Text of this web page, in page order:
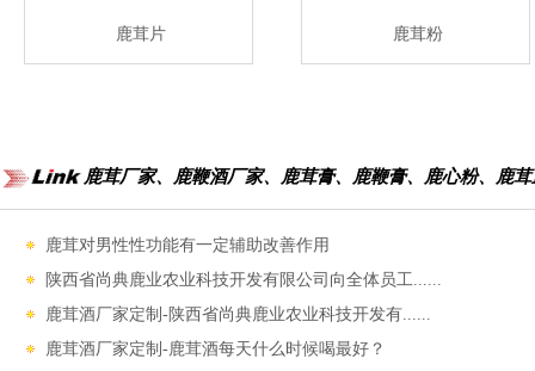
鹿茸片 鹿茸粉
鹿茸厂家、鹿鞭酒厂家、鹿茸膏、鹿鞭膏、鹿心粉、鹿
鹿茸对男性性功能‌有一定辅助改善作用
陕西省尚典鹿业农业科技开发有限公司向全体员工......
鹿茸酒厂家定制-陕西省尚典鹿业农业科技开发有......
鹿茸酒厂家定制-鹿茸酒每天什么时候喝最好？